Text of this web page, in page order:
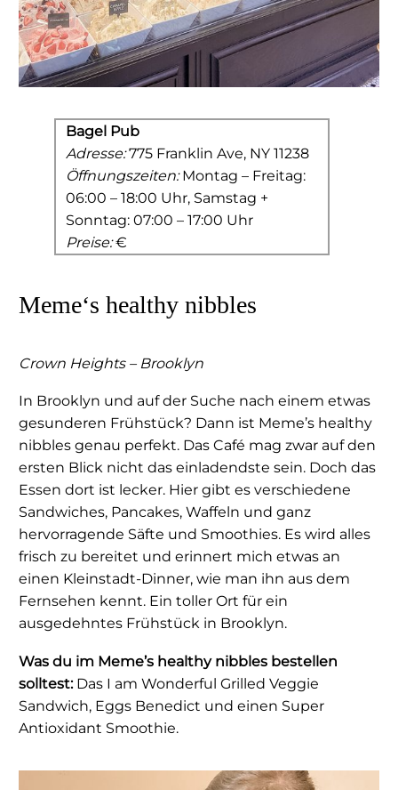
Bagel Pub
Adresse:775 Franklin Ave, NY 11238
Öffnungszeiten:Montag – Freitag:
06:00 – 18:00 Uhr, Samstag +
Sonntag: 07:00 – 17:00 Uhr
Preise:€
Meme‘s healthy nibbles
Crown Heights – Brooklyn
In Brooklyn und auf der Suche nach einem etwas
gesunderen Frühstück? Dann ist Meme’s healthy
nibbles genau perfekt. Das Café mag zwar auf den
ersten Blick nicht das einladendste sein. Doch das
Essen dort ist lecker. Hier gibt es verschiedene
Sandwiches, Pancakes, Waffeln und ganz
hervorragende Säfte und Smoothies. Es wird alles
frisch zu bereitet und erinnert mich etwas an
einen Kleinstadt-Dinner, wie man ihn aus dem
Fernsehen kennt. Ein toller Ort für ein
ausgedehntes Frühstück in Brooklyn.
Was du im Meme’s healthy nibbles bestellen
solltest:Das I am Wonderful Grilled Veggie
Sandwich, Eggs Benedict und einen Super
Antioxidant Smoothie.